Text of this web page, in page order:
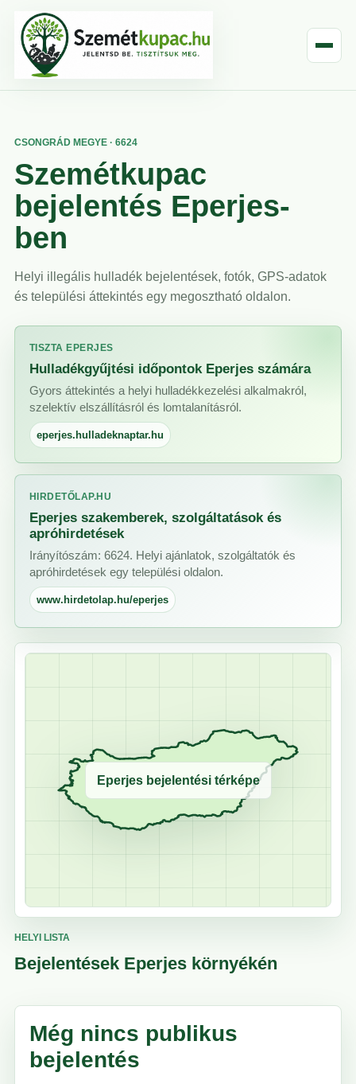
CSONGRÁD MEGYE · 6624
Szemétkupac
bejelentés Eperjes-
ben
Helyi illegális hulladék bejelentések, fotók, GPS-adatok
és települési áttekintés egy megosztható oldalon.
TISZTA EPERJES
Hulladékgyűjtési időpontok Eperjes számára
Gyors áttekintés a helyi hulladékkezelési alkalmakról,
szelektív elszállításról és lomtalanításról.
eperjes.hulladeknaptar.hu
HIRDETŐLAP.HU
Eperjes szakemberek, szolgáltatások és
apróhirdetések
Irányítószám: 6624. Helyi ajánlatok, szolgáltatók és
apróhirdetések egy települési oldalon.
www.hirdetolap.hu/eperjes
Eperjes bejelentési térképe
HELYI LISTA
Bejelentések Eperjes környékén
Még nincs publikus
bejelentés